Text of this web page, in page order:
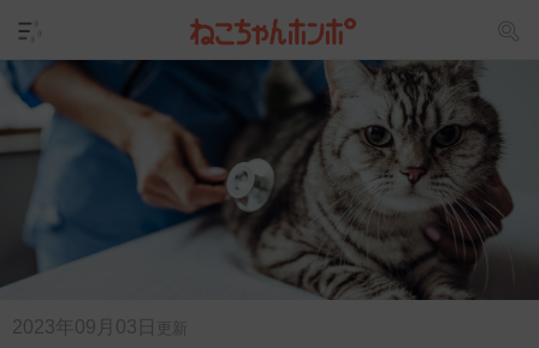
2023年09月03日 更新